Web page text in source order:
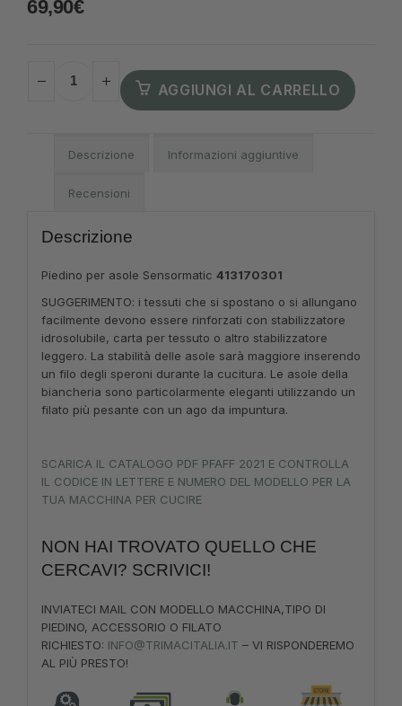
69,90€
AGGIUNGI AL CARRELLO
Descrizione Informazioni aggiuntive
Recensioni
Descrizione
Piedino per asole Sensormatic 413170301
SUGGERIMENTO: i tessuti che si spostano o si allungano
facilmente devono essere rinforzati con stabilizzatore
idrosolubile, carta per tessuto o altro stabilizzatore
leggero. La stabilità delle asole sarà maggiore inserendo
un filo degli speroni durante la cucitura. Le asole della
biancheria sono particolarmente eleganti utilizzando un
filato più pesante con un ago da impuntura.
SCARICA IL CATALOGO PDF PFAFF 2021 E CONTROLLA
IL CODICE IN LETTERE E NUMERO DEL MODELLO PER LA
TUA MACCHINA PER CUCIRE
NON HAI TROVATO QUELLO CHE
CERCAVI? SCRIVICI!
INVIATECI MAIL CON MODELLO MACCHINA,TIPO DI
PIEDINO, ACCESSORIO O FILATO
RICHIESTO: INFO@TRIMACITALIA.IT – VI RISPONDEREMO
AL PIÙ PRESTO!